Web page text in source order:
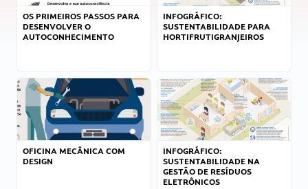
OS PRIMEIROS PASSOS PARA
DESENVOLVER O
AUTOCONHECIMENTO
INFOGRÁFICO:
SUSTENTABILIDADE PARA
HORTIFRUTIGRANJEIROS
OFICINA MECÂNICA COM
DESIGN
INFOGRÁFICO:
SUSTENTABILIDADE NA
GESTÃO DE RESÍDUOS
ELETRÔNICOS